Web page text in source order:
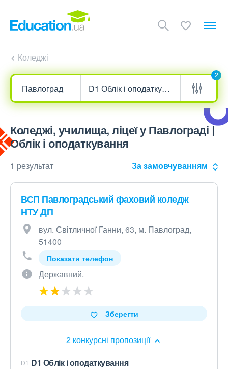
Коледжі
2
Коледжі, училища, ліцеї у Павлограді |
Облік і оподаткування
1 результат За замовчуванням
ВСП Павлоградський фаховий коледж
НТУ ДП
вул. Світличної Ганни, 63, м. Павлоград,
51400
Показати телефон
Державний.
2 конкурсні пропозиції
Зберегти
D1 D1 Облік і оподаткування